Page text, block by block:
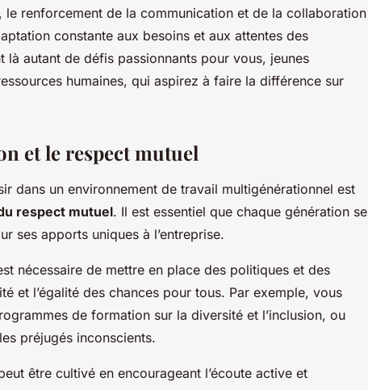
renforcement de la communication et de la collaboration
constante aux besoins et aux attentes des
là autant de défis passionnants pour vous, jeunes
humaines, qui aspirez à faire la différence sur
et le respect mutuel
dans un environnement de travail multigénérationnel est
respect mutuel. Il est essentiel que chaque génération se
ses apports uniques à l’entreprise.
nécessaire de mettre en place des politiques et des
et l’égalité des chances pour tous. Par exemple, vous
de formation sur la diversité et l’inclusion, ou
préjugés inconscients.
être cultivé en encourageant l’écoute active et